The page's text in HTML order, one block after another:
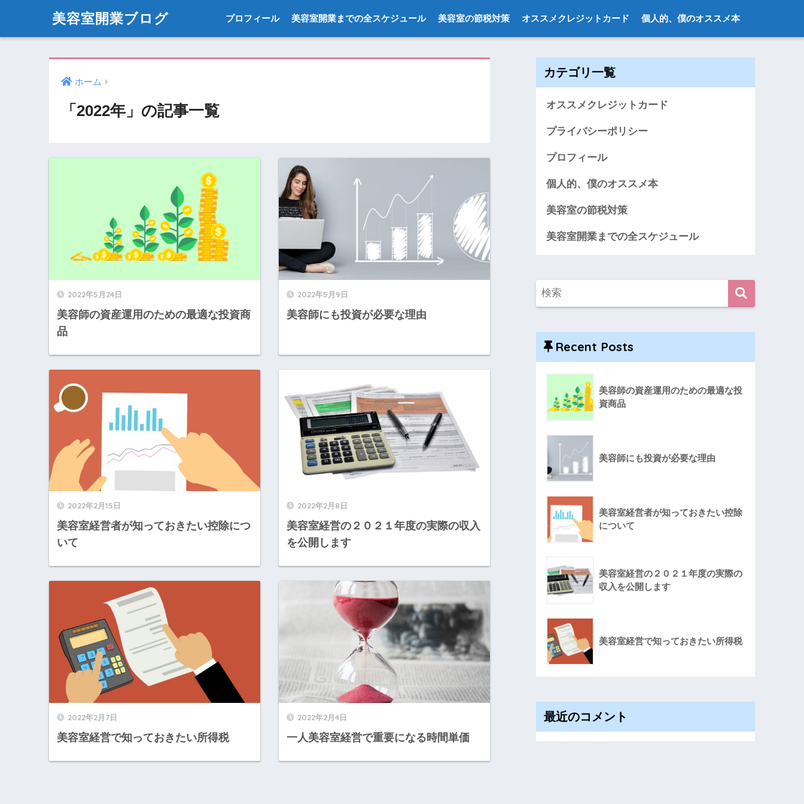
美容室開業ブログ プロフィール 美容室開業までの全スケジュール 美容室の節税対策 オススメクレジットカード 個人的、僕のオススメ本
ホーム
「2022年」の記事一覧
2022年5月24日
美容師の資産運用のための最適な投資商
品
2022年5月9日
美容師にも投資が必要な理由
2022年2月15日
美容室経営者が知っておきたい控除につ
いて
2022年2月8日
美容室経営の２０２１年度の実際の収入
を公開します
2022年2月7日
美容室経営で知っておきたい所得税
2022年2月4日
一人美容室経営で重要になる時間単価
カテゴリ一覧
オススメクレジットカード
プライバシーポリシー
プロフィール
個人的、僕のオススメ本
美容室の節税対策
美容室開業までの全スケジュール
Recent Posts
美容師の資産運用のための最適な投
資商品
美容師にも投資が必要な理由
美容室経営者が知っておきたい控除
について
美容室経営の２０２１年度の実際の
収入を公開します
美容室経営で知っておきたい所得税
最近のコメント